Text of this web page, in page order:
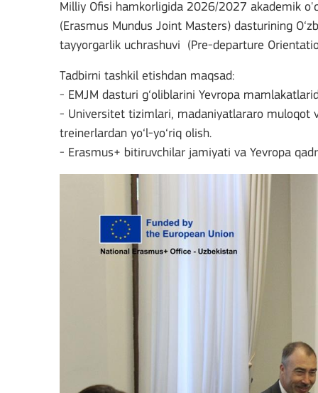
Milliy Ofisi hamkorligida 2026/2027 akademik
(Erasmus Mundus Joint Masters) dasturining
tayyorgarlik uchrashuvi (Pre-departure
Tadbirni tashkil etishdan maqsad:
- EMJM dasturi g‘oliblarini Yevropa
- Universitet tizimlari, madaniyatlararo muloqot
treinerlardan yo‘l-yo‘riq olish.
- Erasmus+ bitiruvchilar jamiyati va Yevropa